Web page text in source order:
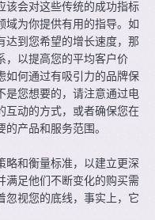
该会对这些传统的成功指标
域为你提供有用的指导。如
达到您希望的增长速度，那
，以提高您的平均客户价
如何通过有吸引力的品牌保
是您想要的，请注意通过电
互动的方式，或者确保您在
产品和服务范围。
略和衡量标准，以建立更深
满足他们不断变化的购买需
忽视您的底线，事实上，它